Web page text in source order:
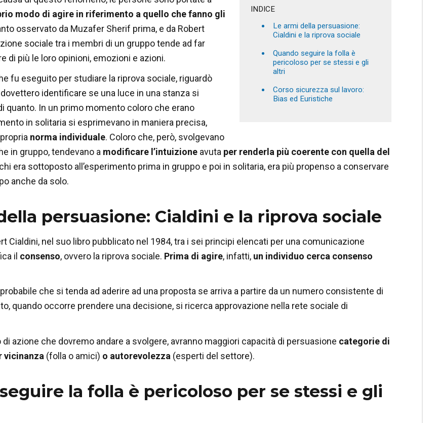
INDICE
Le armi della persuasione:
Cialdini e la riprova sociale
Quando seguire la folla è
pericoloso per se stessi e gli
altri
Corso sicurezza sul lavoro:
Bias ed Euristiche
modo di agire in riferimento a quello che fanno gli
osservato da Muzafer Sherif prima, e da Robert
sociale tra i membri di un gruppo tende ad far
di più le loro opinioni, emozioni e azioni.
fu eseguito per studiare la riprova sociale, riguardò
identificare se una luce in una stanza si
quanto. In un primo momento coloro che erano
in solitaria si esprimevano in maniera precisa,
norma individuale. Coloro che, però, svolgevano
in gruppo, tendevano amodificare l’intuizione avutaper renderla più coerente con quella del
era sottoposto all’esperimento prima in gruppo e poi in solitaria, era più propenso a conservare
anche da solo.
persuasione: Cialdini e la riprova sociale
Cialdini, nel suo libro pubblicato nel 1984, tra i sei principi elencati per una comunicazione
il consenso, ovvero la riprova sociale. Prima di agire, infatti, un individuo cerca consenso
che si tenda ad aderire ad una proposta se arriva a partire da un numero consistente di
quando occorre prendere una decisione, si ricerca approvazione nella rete sociale di
azione che dovremo andare a svolgere, avranno maggiori capacità di persuasione categorie di
vicinanza (folla o amici) o autorevolezza (esperti del settore).
la folla è pericoloso per se stessi e gli